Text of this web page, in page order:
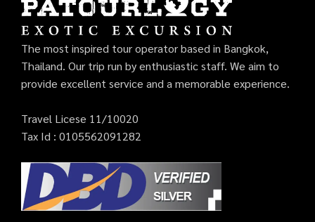
The most inspired tour operator based in Bangkok,
Thailand. Our trip run by enthusiastic staff. We aim to
provide excellent service and a memorable experience.
Travel Licese 11/10020
Tax Id : 0105562091282